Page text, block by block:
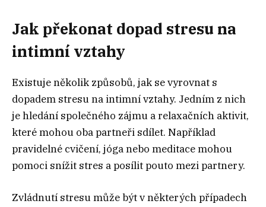
Jak překonat dopad stresu na
intimní vztahy
Existuje několik způsobů, jak se vyrovnat s
dopadem stresu na intimní vztahy. Jedním z nich
je hledání společného zájmu a relaxačních aktivit,
které mohou oba partneři sdílet. Například
pravidelné cvičení, jóga nebo meditace mohou
pomoci snížit stres a posílit pouto mezi partnery.
Zvládnutí stresu může být v některých případech